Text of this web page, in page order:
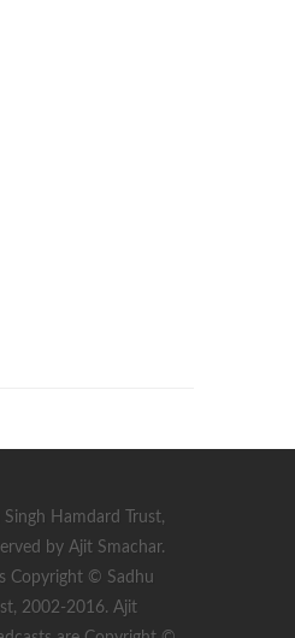
Hamdard Trust,
by Ajit Smachar.
Copyright © Sadhu
2002-2016. Ajit